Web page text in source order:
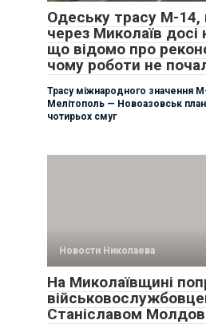
Одеську трасу М-14,
через Миколаїв
що відомо про
чому роботи не
Трасу міжнародного значення
Мелітополь — Новоазовськ
чотирьох смуг
Новости Николаева
На Миколаївщині
Станіславом